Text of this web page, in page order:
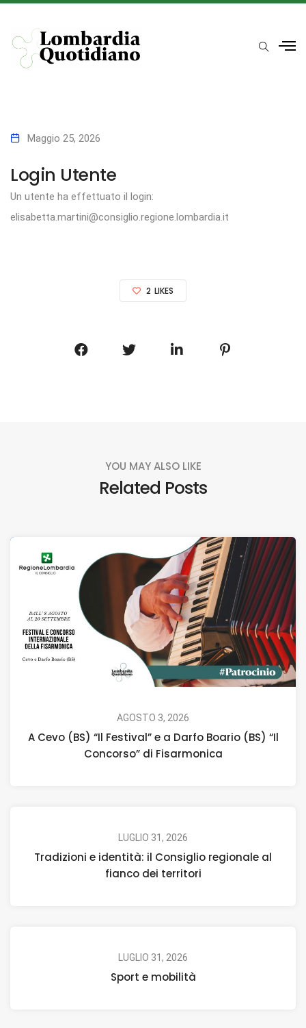
Maggio 25, 2026
Login Utente
Un utente ha effettuato il login:
elisabetta.martini@consiglio.regione.lombardia.it
2 LIKES
YOU MAY ALSO LIKE
Related Posts
AGOSTO 3, 2026
A Cevo (BS) “Il Festival” e a Darfo Boario (BS) “Il
Concorso” di Fisarmonica
LUGLIO 31, 2026
Tradizioni e identità: il Consiglio regionale al
fianco dei territori
LUGLIO 31, 2026
Sport e mobilità